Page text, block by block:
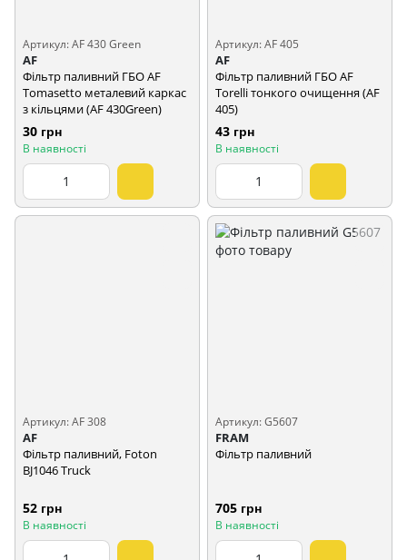
Артикул: AF 430 Green
AF
Фільтр паливний ГБО AF
Tomasetto металевий каркас
з кільцями (AF 430Green)
30 грн
В наявності
Артикул: AF 405
AF
Фільтр паливний ГБО AF
Torelli тонкого очищення (AF
405)
43 грн
В наявності
Артикул: AF 308
AF
Фільтр паливний, Foton
BJ1046 Truck
52 грн
В наявності
Артикул: G5607
FRAM
Фільтр паливний
705 грн
В наявності